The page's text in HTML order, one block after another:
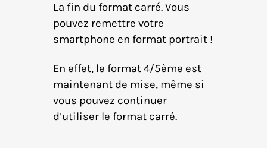
La fin du format carré. Vous
pouvez remettre votre
smartphone en format portrait !
En effet, le format 4/5ème est
maintenant de mise, même si
vous pouvez continuer
d’utiliser le format carré.